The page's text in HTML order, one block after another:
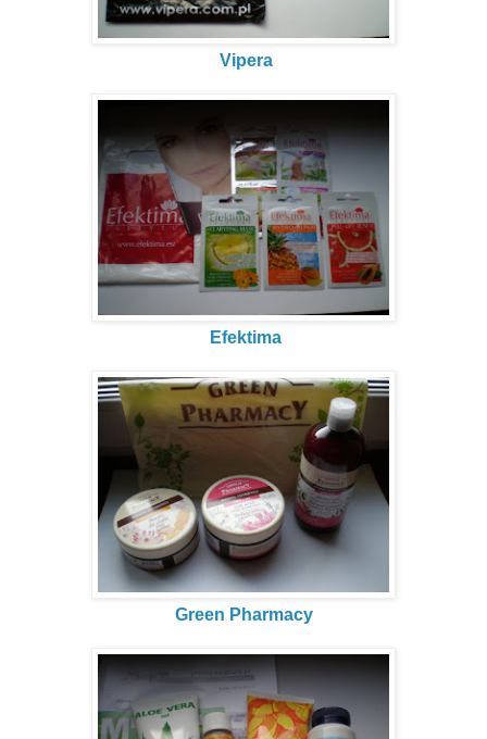
Vipera
Efektima
Green Pharmacy